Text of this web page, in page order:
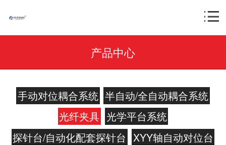
产品中心
手动对位耦合系统 半自动/全自动耦合系统
光纤夹具 光学平台系统
探针台/自动化配套探针台 XYY轴自动对位台